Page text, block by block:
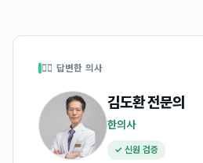
👩‍⚕️ 답변한 의사
김도환전문의
한의사
✓ 신원 검증